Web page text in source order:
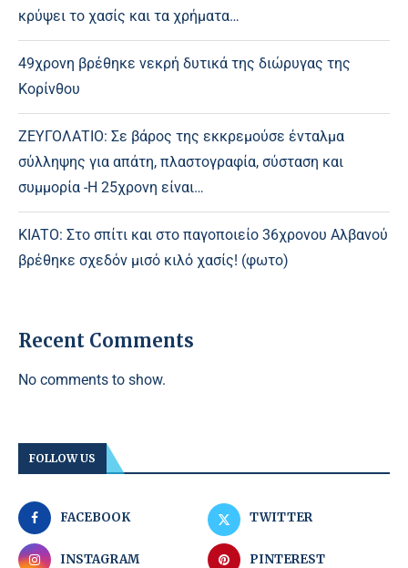
κρύψει το χασίς και τα χρήματα…
49χρονη βρέθηκε νεκρή δυτικά της διώρυγας της
Κορίνθου
ΖΕΥΓΟΛΑΤΙΟ: Σε βάρος της εκκρεμούσε ένταλμα
σύλληψης για απάτη, πλαστογραφία, σύσταση και
συμμορία -Η 25χρονη είναι…
ΚΙΑΤΟ: Στο σπίτι και στο παγοποιείο 36χρονου Αλβανού
βρέθηκε σχεδόν μισό κιλό χασίς! (φωτο)
Recent Comments
No comments to show.
FOLLOW US
FACEBOOK TWITTER
INSTAGRAM PINTEREST